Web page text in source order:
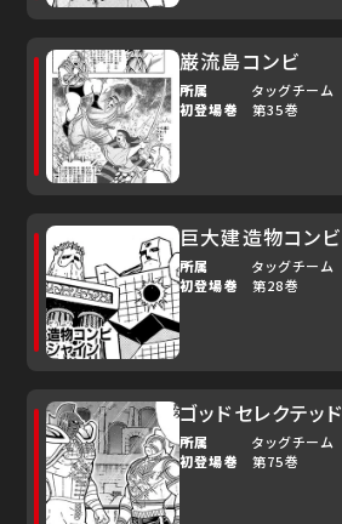
巌流島コンビ
所属
タッグチーム
初登場巻
第35巻
巨大建造物コンビ
所属
タッグチーム
初登場巻
第28巻
ゴッドセレクテッド
所属
タッグチーム
初登場巻
第75巻